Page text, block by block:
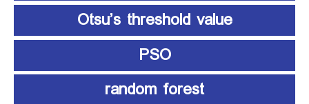
Otsu’s threshold value
PSO
random forest